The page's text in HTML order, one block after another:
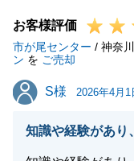
問い合わせくださ
お客様評価
市が尾センター / 神奈
ン を ご売却
S様
S様 2026年4月1
知識や経験があり